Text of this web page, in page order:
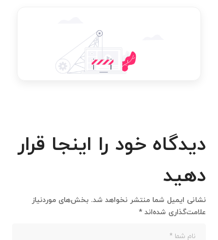
دیدگاه خود را اینجا قرار
دهید
نشانی ایمیل شما منتشر نخواهد شد. بخش‌های موردنیاز
علامت‌گذاری شده‌اند *